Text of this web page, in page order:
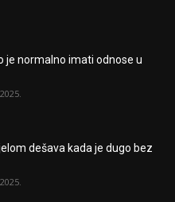
je normalno imati odnose u
dešava kada je dugo bez